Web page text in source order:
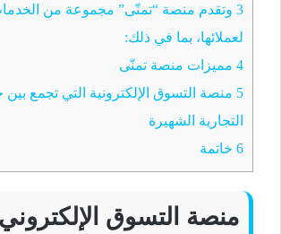
3 وتقدم منصة “تمنّى” مجموعة من
لعملائها، بما في ذلك:
4 مميزات منصة تمنّى
5 منصة التسوق الإلكترونية التي تجمع بين
التجارية الشهيرة
6 خاتمة
منصة التسوق